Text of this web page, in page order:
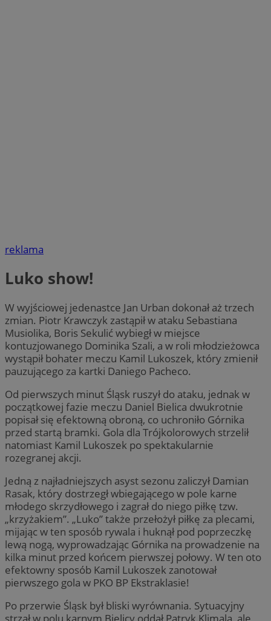
reklama
Luko show!
W wyjściowej jedenastce Jan Urban dokonał aż trzech
zmian. Piotr Krawczyk zastąpił w ataku Sebastiana
Musiolika, Boris Sekulić wybiegł w miejsce
kontuzjowanego Dominika Szali, a w roli młodzieżowca
wystąpił bohater meczu Kamil Lukoszek, który zmienił
pauzującego za kartki Daniego Pacheco.
Od pierwszych minut Śląsk ruszył do ataku, jednak w
początkowej fazie meczu Daniel Bielica dwukrotnie
popisał się efektowną obroną, co uchroniło Górnika
przed startą bramki. Gola dla Trójkolorowych strzelił
natomiast Kamil Lukoszek po spektakularnie
rozegranej akcji.
Jedną z najładniejszych asyst sezonu zaliczył Damian
Rasak, który dostrzegł wbiegającego w pole karne
młodego skrzydłowego i zagrał do niego piłkę tzw.
„krzyżakiem”. „Luko” także przełożył piłkę za plecami,
mijając w ten sposób rywala i huknął pod poprzeczkę
lewą nogą, wyprowadzając Górnika na prowadzenie na
kilka minut przed końcem pierwszej połowy. W ten oto
efektowny sposób Kamil Lukoszek zanotował
pierwszego gola w PKO BP Ekstraklasie!
Po przerwie Śląsk był bliski wyrównania. Sytuacyjny